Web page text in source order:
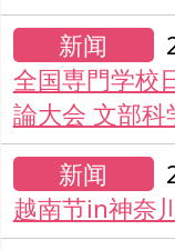
新闻
全国専門学校
論大会 文部科
新闻
越南节in神奈